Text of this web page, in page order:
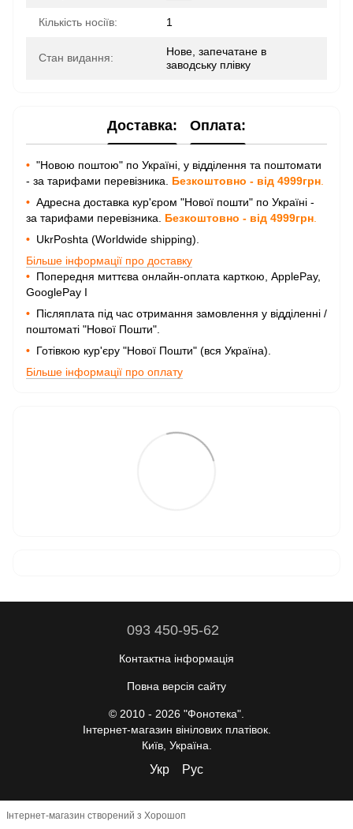
Кількість носіїв: 1
Стан видання:
Нове, запечатане в
заводську плівку
Доставка: Оплата:
• "Новою поштою" по Україні, у відділення та поштомати
- за тарифами перевізника. Безкоштовно - від 4999грн
• Адресна доставка кур'єром "Нової пошти" по Україні -
за тарифами перевізника. Безкоштовно - від 4999грн
• UkrPoshta (Worldwide shipping).
Більше інформації про доставку
• Попередня миттєва онлайн-оплата карткою, ApplePay,
GooglePay I
• Післяплата під час отримання замовлення у відділенні /
поштоматі "Нової Пошти".
• Готівкою кур'єру "Нової Пошти" (вся Україна).
Більше інформації про оплату
093 450-95-62
Контактна інформація
Повна версія сайту
© 2010 - 2026 "Фонотека".
Інтернет-магазин вінілових платівок.
Київ, Україна.
Укр Рус
Інтернет-магазин створений з Хорошоп